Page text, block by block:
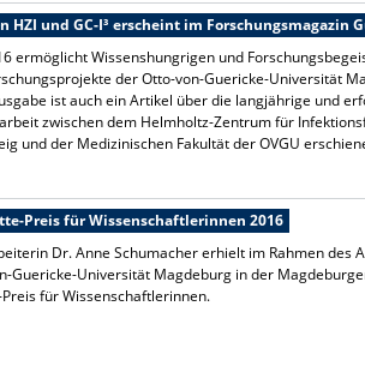
und GC-I³ erscheint im Forschungsmagazin
ermöglicht Wissenshungrigen und
der Otto-von-Guericke-Universität
ist auch ein Artikel über die langjährige und
zwischen dem Helmholtz-Zentrum für
und der Medizinischen Fakultät der OVGU
Preis für Wissenschaftlerinnen 2016
Dr. Anne Schumacher erhielt im Rahmen des
Guericke-Universität Magdeburg in der
für Wissenschaftlerinnen.